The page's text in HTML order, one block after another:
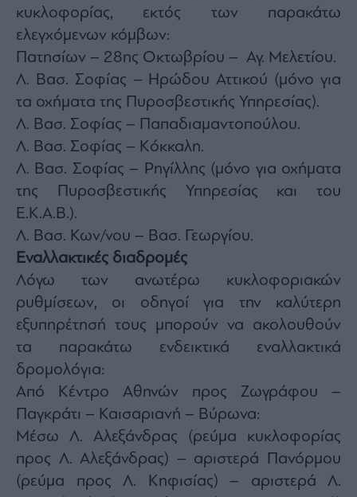
κυκλοφορίας, εκτός των παρακάτω
ελεγχόμενων κόμβων:
Πατησίων – 28ης Οκτωβρίου – Αγ. Μελετίου.
Λ. Βασ. Σοφίας – Ηρώδου Αττικού (μόνο για
τα οχήματα της Πυροσβεστικής Υπηρεσίας).
Λ. Βασ. Σοφίας – Παπαδιαμαντοπούλου.
Λ. Βασ. Σοφίας – Κόκκαλη.
Λ. Βασ. Σοφίας – Ρηγίλλης (μόνο για οχήματα
της Πυροσβεστικής Υπηρεσίας και του
Ε.Κ.Α.Β.).
Λ. Βασ. Κων/νου – Βασ. Γεωργίου.
Εναλλακτικές διαδρομές
Λόγω των ανωτέρω κυκλοφοριακών
ρυθμίσεων, οι οδηγοί για την καλύτερη
εξυπηρέτησή τους μπορούν να ακολουθούν
τα παρακάτω ενδεικτικά εναλλακτικά
δρομολόγια:
Από Κέντρο Αθηνών προς Ζωγράφου –
Παγκράτι – Καισαριανή – Βύρωνα:
Μέσω Λ. Αλεξάνδρας (ρεύμα κυκλοφορίας
προς Λ. Αλεξάνδρας) – αριστερά Πανόρμου
(ρεύμα προς Λ. Κηφισίας) – αριστερά Λ.